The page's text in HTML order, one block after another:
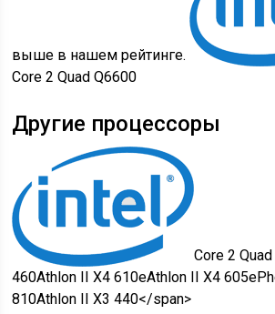
выше в нашем рейтинге.
Core 2 Quad Q6600
Другие процессоры
Core 2
460Athlon II X4 610eAthlon II X4 605e
810Athlon II X3 440</span>